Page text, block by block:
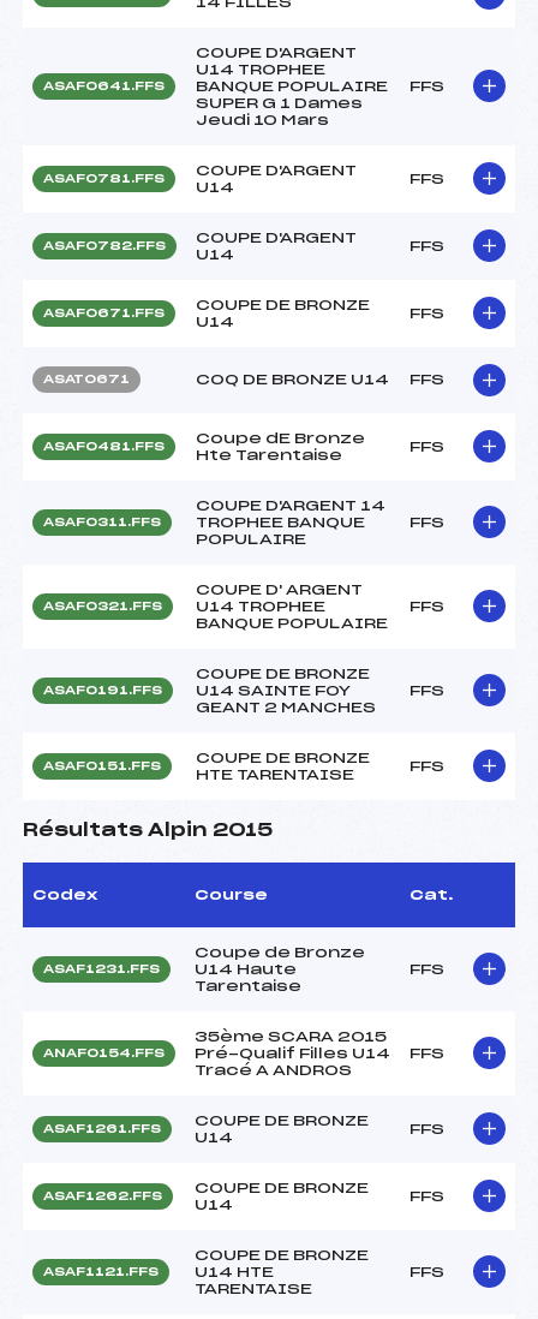
ASAF0641.FFS
COUPE D'ARGENT
U14 TROPHEE
BANQUE POPULAIRE
SUPER G 1 Dames
Jeudi 10 Mars
FFS
ASAF0781.FFS
COUPE D'ARGENT
U14
FFS
ASAF0782.FFS
COUPE D'ARGENT
U14
FFS
ASAF0671.FFS
COUPE DE BRONZE
U14
FFS
ASAT0671 COQ DE BRONZE U14 FFS
ASAF0481.FFS
Coupe dE Bronze
Hte Tarentaise
FFS
ASAF0311.FFS
COUPE D'ARGENT 14
TROPHEE BANQUE
POPULAIRE
FFS
ASAF0321.FFS
COUPE D' ARGENT
U14 TROPHEE
BANQUE POPULAIRE
FFS
ASAF0191.FFS
COUPE DE BRONZE
U14 SAINTE FOY
GEANT 2 MANCHES
FFS
ASAF0151.FFS
COUPE DE BRONZE
HTE TARENTAISE
FFS
Résultats Alpin 2015
Codex Course Cat.
ASAF1231.FFS
Coupe de Bronze
U14 Haute
Tarentaise
FFS
ANAF0154.FFS
35ème SCARA 2015
Pré-Qualif Filles U14
Tracé A ANDROS
FFS
ASAF1261.FFS
COUPE DE BRONZE
U14
FFS
ASAF1262.FFS
COUPE DE BRONZE
U14
FFS
ASAF1121.FFS
COUPE DE BRONZE
U14 HTE
TARENTAISE
FFS